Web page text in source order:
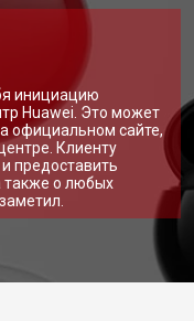
инициацию
Huawei. Это может
официальном сайте,
Клиенту
предоставить
также о любых